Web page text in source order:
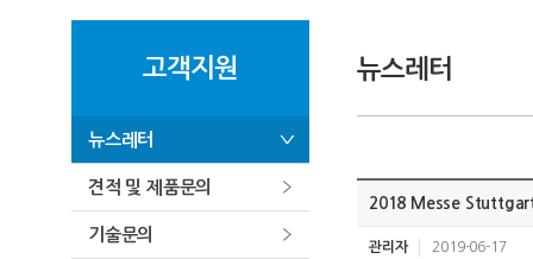
고객지원
뉴스레터
견적 및 제품문의
기술문의
뉴스레터
2018 Messe
관리자 2019-06-17